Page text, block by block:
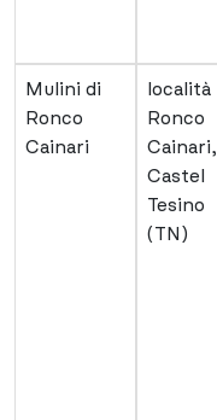
Mulini di
Ronco
Cainari
località
Ronco
Cainari,
Castel
Tesino
(TN)